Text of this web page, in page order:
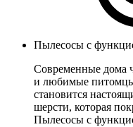
Пылесосы с
Современные дома
и любимые
становится
шерсти, которая
Пылесосы с